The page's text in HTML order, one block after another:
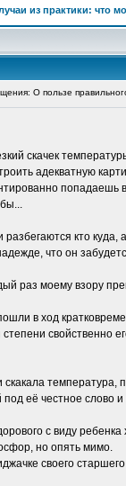
из практики: что
О пользе
скачек
адекватную
попадаешь
разбегаются кто
что он
раз моему взору
в ход
степени
под её честное
с виду
но опять мимо.
своего